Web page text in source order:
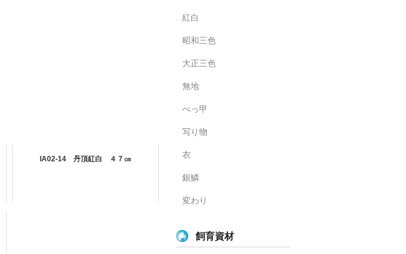
IA02-14 丹頂紅白 ４７㎝
紅白
昭和三色
大正三色
無地
べっ甲
写り物
衣
銀鱗
変わり
飼育資材